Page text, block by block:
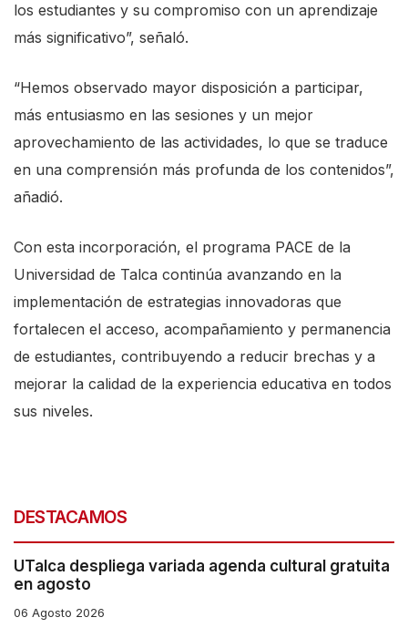
los estudiantes y su compromiso con un aprendizaje
más significativo”, señaló.
“Hemos observado mayor disposición a participar,
más entusiasmo en las sesiones y un mejor
aprovechamiento de las actividades, lo que se traduce
en una comprensión más profunda de los contenidos”,
añadió.
Con esta incorporación, el programa PACE de la
Universidad de Talca continúa avanzando en la
implementación de estrategias innovadoras que
fortalecen el acceso, acompañamiento y permanencia
de estudiantes, contribuyendo a reducir brechas y a
mejorar la calidad de la experiencia educativa en todos
sus niveles.
DESTACAMOS
UTalca despliega variada agenda cultural gratuita
en agosto
06 Agosto 2026